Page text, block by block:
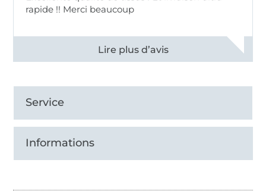
rapide !! Merci beaucoup
Voir tous les 11497 commentaires
Service
Informations